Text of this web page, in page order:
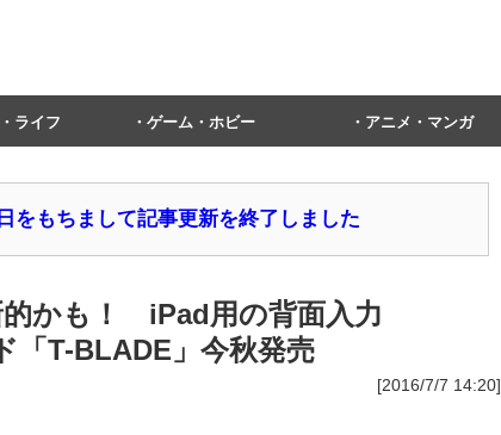
ライフ ゲーム・ホビー アニメ・マンガ
をもちまして記事更新を終了しました
かも！ iPad用の背面入力
T-BLADE」今秋発売
[2016/7/7 14:20]